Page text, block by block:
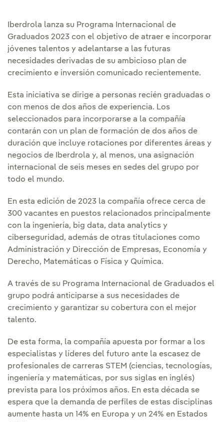
Iberdrola lanza su Programa Internacional de
Graduados 2023 con el objetivo de atraer e incorporar
jóvenes talentos y adelantarse a las futuras
necesidades derivadas de su ambicioso plan de
crecimiento e inversión comunicado recientemente.
Esta iniciativa se dirige a personas recién graduadas o
con menos de dos años de experiencia. Los
seleccionados para incorporarse a la compañía
contarán con un plan de formación de dos años de
duración que incluye rotaciones por diferentes áreas y
negocios de Iberdrola y, al menos, una asignación
internacional de seis meses en sedes del grupo por
todo el mundo.
En esta edición de 2023 la compañía ofrece cerca de
300 vacantes en puestos relacionados principalmente
con la ingeniería, big data, data analytics y
ciberseguridad, además de otras titulaciones como
Administración y Dirección de Empresas, Economía y
Derecho, Matemáticas o Física y Química.
A través de su Programa Internacional de Graduados el
grupo podrá anticiparse a sus necesidades de
crecimiento y garantizar su cobertura con el mejor
talento.
De esta forma, la compañía apuesta por formar a los
especialistas y líderes del futuro ante la escasez de
profesionales de carreras STEM (ciencias, tecnologías,
ingeniería y matemáticas, por sus siglas en inglés)
prevista para los próximos años. En esta década se
espera que la demanda de perfiles de estas disciplinas
aumente hasta un 14% en Europa y un 24% en Estados